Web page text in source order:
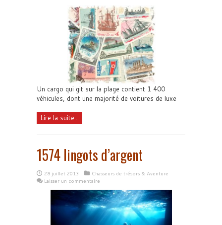
Un cargo qui git sur la plage contient 1 400
véhicules, dont une majorité de voitures de luxe
Lire la suite...
1574 lingots d’argent
28 juillet 2013
Chasseurs de trésors & Aventure
Laisser un commentaire